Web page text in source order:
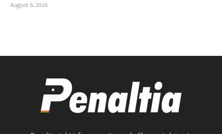
August 6, 2026